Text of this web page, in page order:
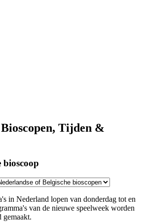
Tijden &
bioscoop
in Nederland lopen van donderdag tot en
van de nieuwe speelweek worden
gemaakt.